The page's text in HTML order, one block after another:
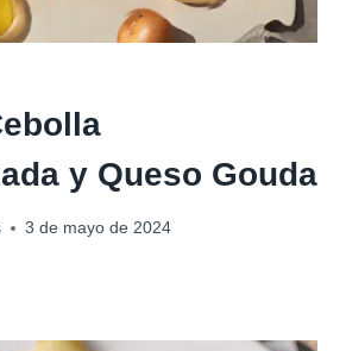
y Queso Gouda
3 de mayo de 2024